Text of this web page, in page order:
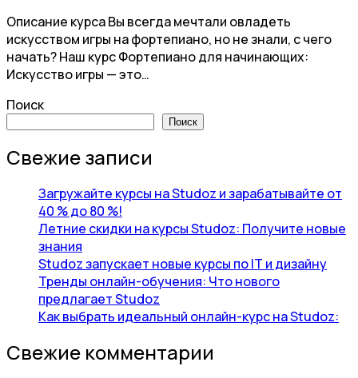
Описание курса Вы всегда мечтали овладеть
искусством игры на фортепиано, но не знали, с чего
начать? Наш курс Фортепиано для начинающих:
Искусство игры — это…
Поиск
Поиск
Свежие записи
Загружайте курсы на Studoz и зарабатывайте от
40 % до 80 %!
Летние скидки на курсы Studoz: Получите новые
знания
Studoz запускает новые курсы по IT и дизайну
Тренды онлайн-обучения: Что нового
предлагает Studoz
Как выбрать идеальный онлайн-курс на Studoz:
Свежие комментарии